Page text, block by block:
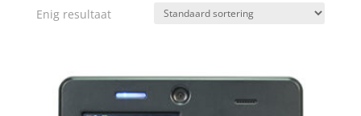
Enig resultaat